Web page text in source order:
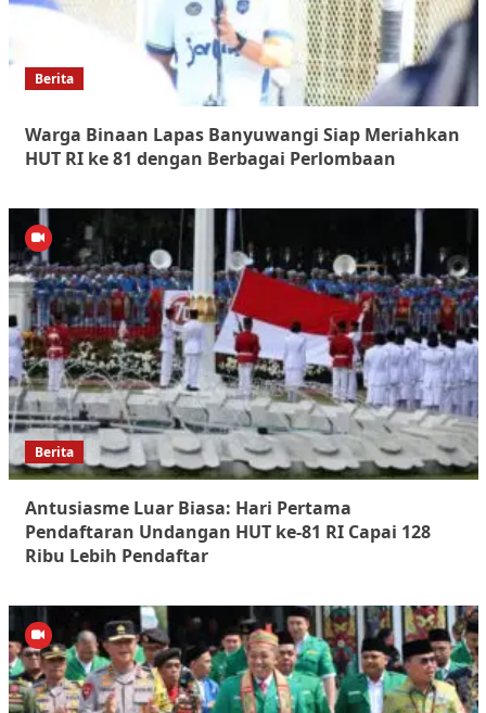
Berita
Warga Binaan Lapas Banyuwangi Siap Meriahkan
HUT RI ke 81 dengan Berbagai Perlombaan
Berita
Antusiasme Luar Biasa: Hari Pertama
Pendaftaran Undangan HUT ke-81 RI Capai 128
Ribu Lebih Pendaftar